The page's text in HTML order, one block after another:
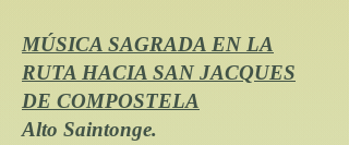
MÚSICA SAGRADA EN LA
RUTA HACIA SAN JACQUES
DE COMPOSTELA
Alto Saintonge.